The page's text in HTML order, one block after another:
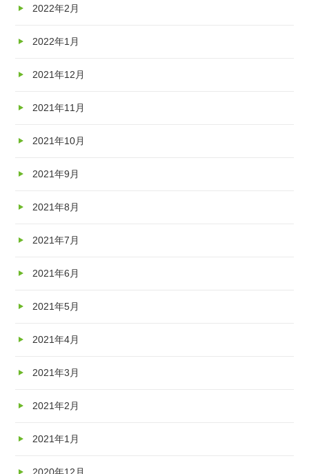
2022年2月
2022年1月
2021年12月
2021年11月
2021年10月
2021年9月
2021年8月
2021年7月
2021年6月
2021年5月
2021年4月
2021年3月
2021年2月
2021年1月
2020年12月